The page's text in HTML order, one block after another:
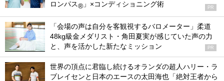
ロンパス® 」×コンディショニング術 PR
「会場の声は自分を客観視するバロメーター」柔道
48kg級金メダリスト・角田夏実が感じていた声の力
と、声を活かした新たなミッション
PR
世界の頂点に君臨し続けるオランダの超人ハリー・ラ
ブレイセンと日本のエースの太田海也「絶対王者から